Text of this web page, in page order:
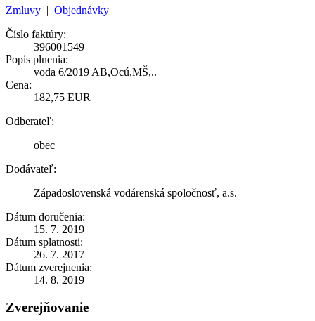
Zmluvy | Objednávky
Číslo faktúry:
396001549
Popis plnenia:
voda 6/2019 AB,Ocú,MŠ,..
Cena:
182,75 EUR
Odberateľ:
obec
Dodávateľ:
Západoslovenská vodárenská spoločnosť, a.s.
Dátum doručenia:
15. 7. 2019
Dátum splatnosti:
26. 7. 2017
Dátum zverejnenia:
14. 8. 2019
Zverejňovanie